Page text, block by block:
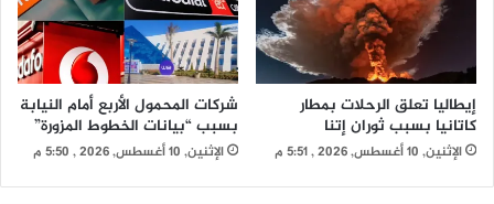
إيطاليا تعلق الرحلات بمطار
كاتانيا بسبب ثوران إتنا
الإثنين, 10 أغسطس, 2026 , 5:51 م
شركات المحمول الأربع أمام النيابة
بسبب “بيانات الخطوط المزورة”
الإثنين, 10 أغسطس, 2026 , 5:50 م